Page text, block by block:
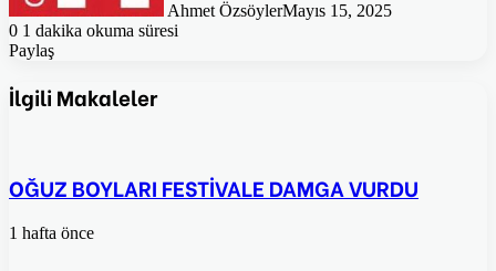
Ahmet ÖzsöylerMayıs 15, 2025
0 1 dakika okuma süresi
Paylaş
Posta
ile
İlgili Makaleler
OĞUZ BOYLARI FESTİVALE DAMGA VURDU
1 hafta önce